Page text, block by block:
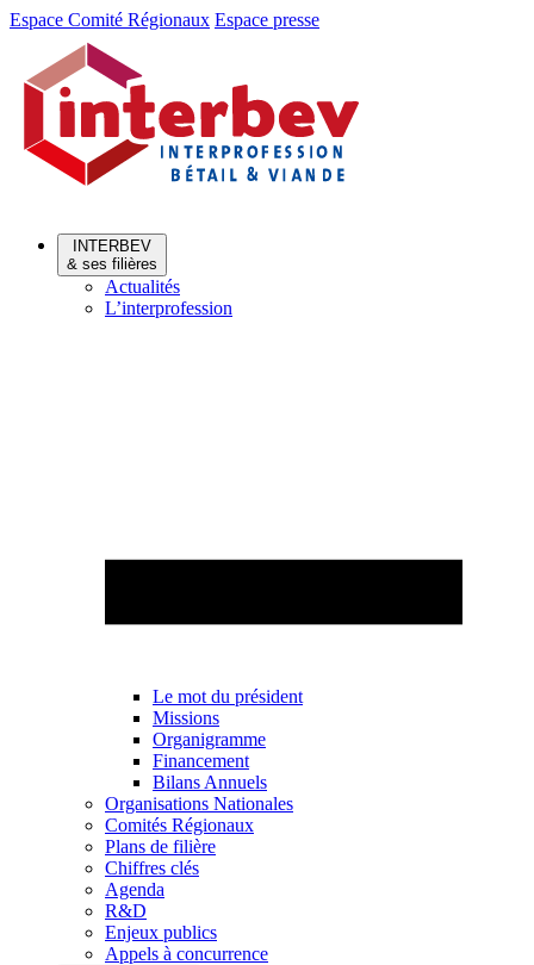
Aller
Aller
contenu
Espace Comité Régionaux Espace presse
INTERBEV
& ses filières
Actualités
L’interprofession
Le mot du président
Missions
Organigramme
Financement
Bilans Annuels
Organisations Nationales
Comités Régionaux
Plans de filière
Chiffres clés
Agenda
R&D
Enjeux publics
Appels à concurrence